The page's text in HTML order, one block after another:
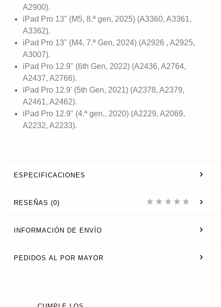
A2900).
iPad Pro 13" (M5, 8.ª gen, 2025) (A3360, A3361,
A3362).
iPad Pro 13" (M4, 7.ª Gen, 2024) (A2926 , A2925,
A3007).
iPad Pro 12.9" (6th Gen, 2022) (A2436, A2764,
A2437, A2766).
iPad Pro 12.9' (5th Gen, 2021) (A2378, A2379,
A2461, A2462).
iPad Pro 12.9" (4.ª gen., 2020) (A2229, A2069,
A2232, A2233).
ESPECIFICACIONES
RESEÑAS (0)
INFORMACIÓN DE ENVÍO
PEDIDOS AL POR MAYOR